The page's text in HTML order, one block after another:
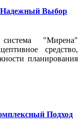
Выбор
система "Мирена"
средство,
планирования
Подход